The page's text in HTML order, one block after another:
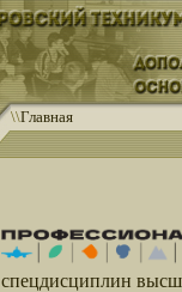
\\Главная
спецдисциплин